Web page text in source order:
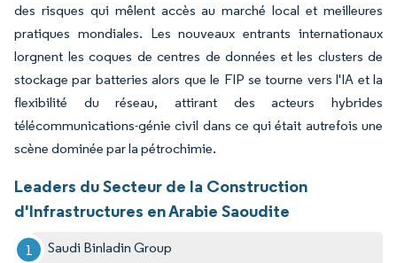
des risques qui mêlent accès au marché local et meilleures
pratiques mondiales. Les nouveaux entrants internationaux
lorgnent les coques de centres de données et les clusters de
stockage par batteries alors que le FIP se tourne vers l'IA et la
flexibilité du réseau, attirant des acteurs hybrides
télécommunications-génie civil dans ce qui était autrefois une
scène dominée par la pétrochimie.
Leaders du Secteur de la Construction
d'Infrastructures en Arabie Saoudite
Saudi Binladin Group